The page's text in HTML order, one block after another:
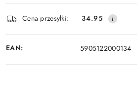
Wyślij
Dostępność
i
dostawa
Cena przesyłki: 34.95
EAN: 5905122000134